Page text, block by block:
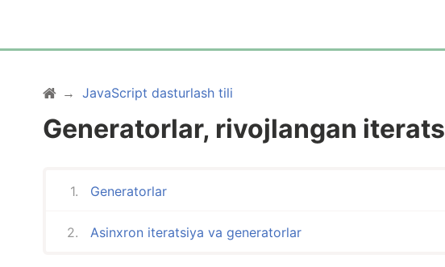
JavaScript dasturlash tili
Generatorlar, rivojlangan
Generatorlar
Asinxron iteratsiya va generatorlar